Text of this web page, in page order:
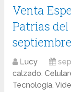
Venta
Patrias del
Lucy
calzado,
Tecnología,